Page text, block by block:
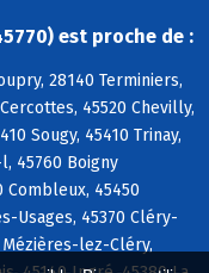
est proche de :
28140 Terminiers,
45520 Chevilly,
Sougy, 45410 Trinay,
45760 Boigny
Combleux, 45450
Usages, 45370 Cléry-
Mézières-lez-Cléry,